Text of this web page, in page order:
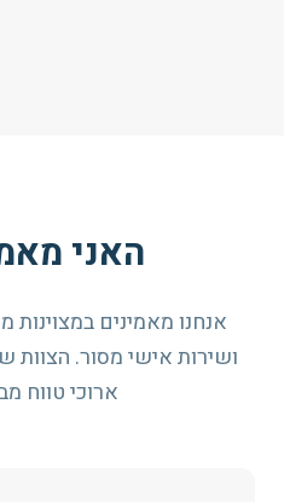
האני
אנחנו מאמינים
ושירות אישי מסור. הצוות
ארוכי טווח